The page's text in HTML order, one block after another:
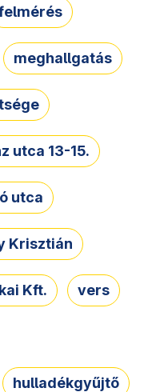
meghallgatás
utca 13-15.
utca
Krisztián
Kft. vers
hulladékgyűjtő